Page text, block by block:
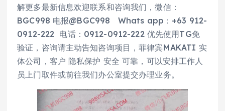
解更多最新信息欢迎联系和咨询我们，微信：
BGC998 电报@BGC998 Whats app：+63 912-
0912-222 电话：0912-0912-222 优先使用TG免
验证，咨询请主动告知咨询项目，菲律宾MAKATI 实
体公司，客户 隐私保护 安全 可靠，可以安排工作人
员上门取件或前往我们办公室提交办理业务。